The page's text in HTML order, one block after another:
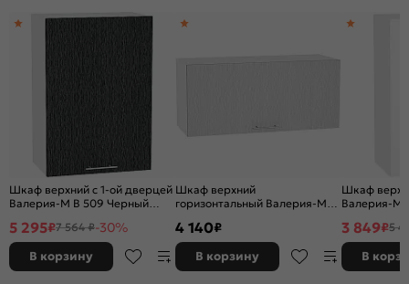
Шкаф верхний с 1-ой дверцей
Валерия-М В 509 Черный
5 295₽7 564 ₽-30%
В корзину
Шкаф верхний
горизонтальный Валерия-М
дождь светлый-Белый
4 140₽
В корзину
Шкаф
Валерия-М
3 849₽5
В